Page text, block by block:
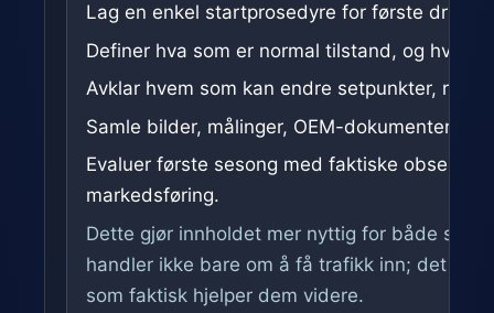
Lag en enkel startprosedyre for første
Definer hva som er normal tilstand, og hva
Avklar hvem som kan endre setpunkter,
Samle bilder, målinger, OEM-dokumenter og
Evaluer første sesong med faktiske
markedsføring.
Dette gjør innholdet mer nyttig for både
handler ikke bare om å få trafikk inn; det
som faktisk hjelper dem videre.